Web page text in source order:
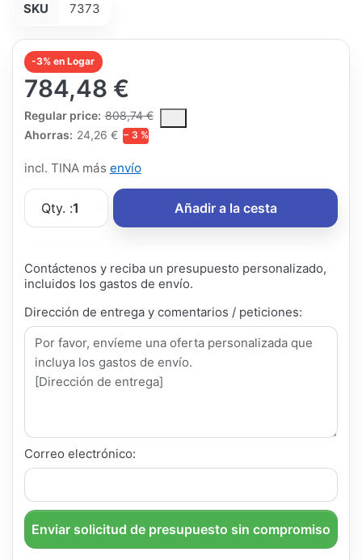
SKU 7373
-3% en Logar
784,48 €
Regular price: 808,74 €
The Regular Price is the median selling price paid by
Ahorras: 24,26 € − 3 %
incl. TINA más envío
Qty. :1 Añadir a la cesta
Contáctenos y reciba un presupuesto personalizado,
incluidos los gastos de envío.
Dirección de entrega y comentarios / peticiones:
Correo electrónico:
Enviar solicitud de presupuesto sin compromiso